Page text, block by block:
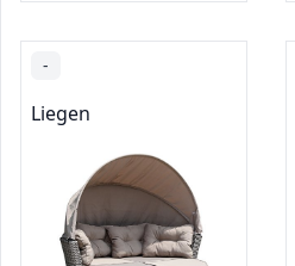
-
Liegen